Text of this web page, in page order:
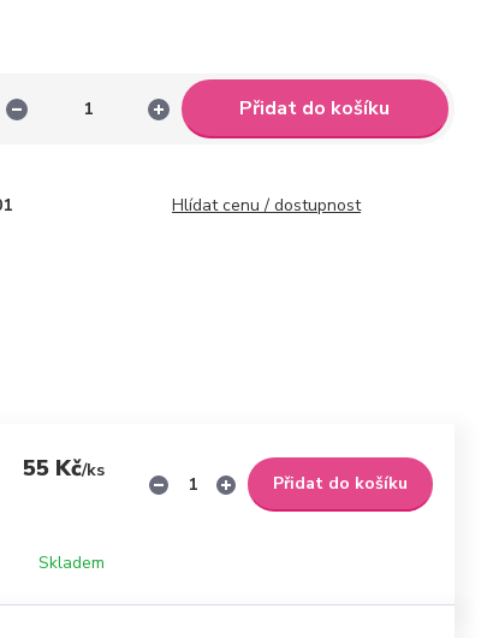
Přidat do košíku
Hlídat cenu / dostupnost
55 Kč/ks
Skladem
Přidat do košíku